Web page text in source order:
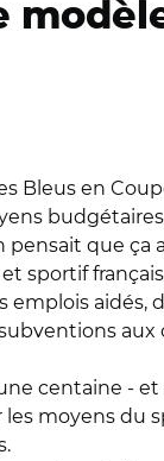
Bleus en
pensait que
sportif
emplois
centaine -
moyens du